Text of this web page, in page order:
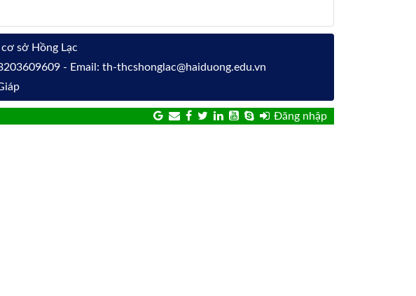
sở Hồng Lạc
- Email: th-thcshonglac@haiduong.edu.vn
Đăng nhập